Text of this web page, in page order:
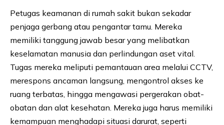
Petugas keamanan di rumah sakit bukan sekadar
penjaga gerbang atau pengantar tamu. Mereka
memiliki tanggung jawab besar yang melibatkan
keselamatan manusia dan perlindungan aset vital.
Tugas mereka meliputi pemantauan area melalui CCTV,
merespons ancaman langsung, mengontrol akses ke
ruang terbatas, hingga mengawasi pergerakan obat-
obatan dan alat kesehatan. Mereka juga harus memiliki
kemampuan menghadapi situasi darurat, seperti